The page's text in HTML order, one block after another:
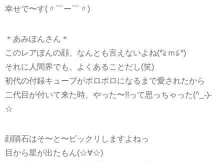
幸せで〜す(〃￣ー￣〃)
＊あみぽんさん＊
このレアぽんの顔、なんとも言えないよね(*≧ｍ≦*)
それに人間界でも、よくあることだし(笑)
初代の付録キューブがボロボロになるまで愛されたから
二代目が付いて来た時、やった〜!!って思っちゃった(^_-)-
☆
顔隕石はそ〜と〜ビックリしますよねっ
目から星が出たもん(☆∀☆)